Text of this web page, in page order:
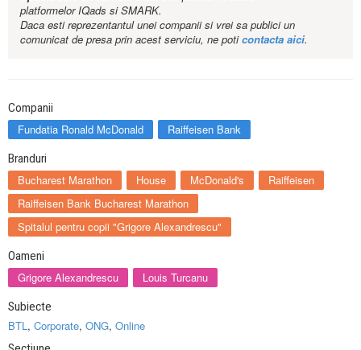
platformelor IQads si SMARK.
Daca esti reprezentantul unei companii si vrei sa publici un
comunicat de presa prin acest serviciu, ne poticontacta aici.
Companii
Fundatia Ronald McDonald Raiffeisen Bank
Branduri
Bucharest Marathon House McDonald's
Raiffeisen
Raiffeisen Bank Bucharest Marathon
Spitalul pentru copii "Grigore Alexandrescu"
Oameni
Grigore Alexandrescu Louis Turcanu
Subiecte
BTL, Corporate, ONG, Online